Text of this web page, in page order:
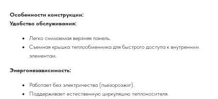
Особенности конструкции:
Удобство обслуживания:
Легко снимаемая верхняя панель.
Съемная крышка теплообменника для быстрого доступа к внутренним
элементам.
Энергонезависимость:
Работает без электричества (пьезорозжиг).
Поддерживает естественную циркуляцию теплоносителя.